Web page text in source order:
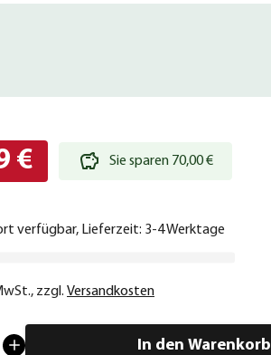
€ Sie sparen 70,00 €
verfügbar, Lieferzeit: 3-4 Werktage
, zzgl. Versandkosten
In den Warenkorb